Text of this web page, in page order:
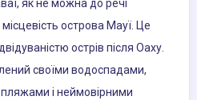
як не можна до речі
острова Мауї. Це
острів після Оаху.
своїми водоспадами,
і неймовірними